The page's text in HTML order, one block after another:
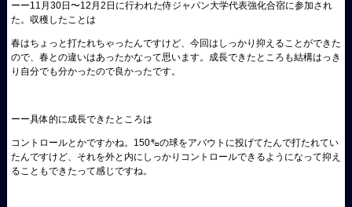
ーー11月30日〜12月2日に行われた侍ジャパン大学代表強化合宿に参加され
た。収穫したことは
春はちょっと打たれちゃったんですけど、今回はしっかり抑えることができた
ので、春との違いはあったかなって思います。成長できたところも結構はっき
り自分でも分かったので良かったです。
ーー具体的に成長できたところは
コントロールとかですかね。150㌔の球をアバウトに投げてたんで打たれてい
たんですけど、それを外と内にしっかりコントロールできるようになって抑え
ることもできたって感じですね。